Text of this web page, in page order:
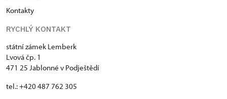
Kontakty
RYCHLÝ KONTAKT
státní zámek Lemberk
Lvová čp. 1
471 25 Jablonné v Podještědí
tel.: +420 487 762 305